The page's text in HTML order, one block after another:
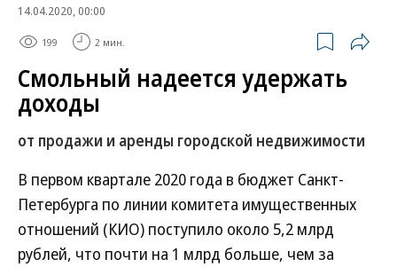
14.04.2020, 00:00
199 2 мин.
Смольный надеется удержать
доходы
от продажи и аренды городской недвижимости
В первом квартале 2020 года в бюджет Санкт-
Петербурга по линии комитета имущественных
отношений (КИО) поступило около 5,2 млрд
рублей, что почти на 1 млрд больше, чем за